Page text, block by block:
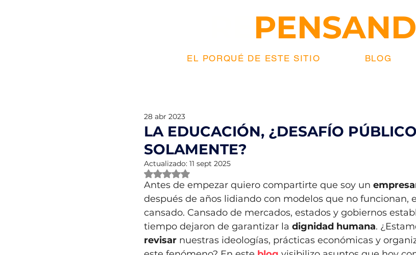
EL PORQUÉ DE ESTE SITIO BLOG
LA EDUCACIÓN, ¿DESAFÍO PÚBLICO
SOLAMENTE?
28 abr 2023
Actualizado: 11 sept 2025
Obtuvo NaN de 5 estrellas.
Antes de empezar quiero compartirte que soy un
después de años lidiando con modelos que no funcionan,
cansado. Cansado de mercados, estados y gobiernos
tiempo dejaron de garantizar la dignidad humana.
revisar nuestras ideologías, prácticas económicas y